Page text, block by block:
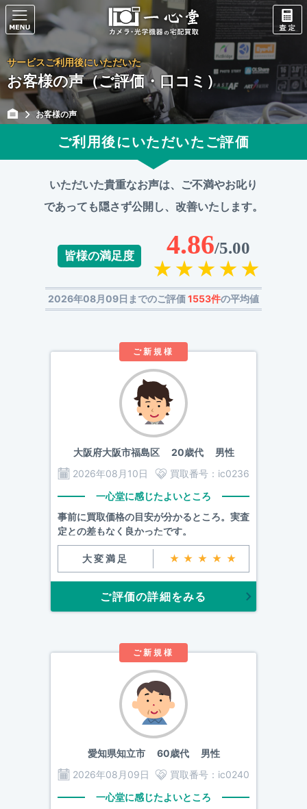
サービスご利用後にいただいた
お客様の声（ご評価・口コミ）
お客様の声
ご利用後にいただいたご評価
いただいた貴重なお声は、ご不満やお叱り
であっても 隠さず公開し、改善いたします。
皆様の満足度 4.86/5.00
2026年08月09日までのご評価1553件の平均値
ご新規様
大阪府大阪市福島区20歳代 男性
2026年08月10日
買取番号： ic0236
一心堂に感じたよいところ
事前に買取価格の目安が分かるところ。実査
定との差もなく良かったです。
大変満足 ★★★★★
ご評価の詳細をみる
ご新規様
愛知県知立市60歳代 男性
2026年08月09日
買取番号： ic0240
一心堂に感じたよいところ